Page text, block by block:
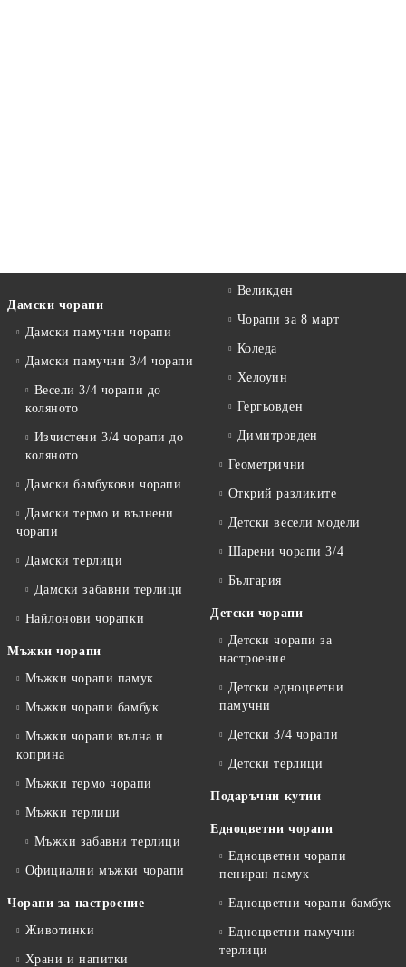
Дамски чорапи
Дамски памучни чорапи
Дамски памучни 3/4 чорапи
Весели 3/4 чорапи до
коляното
Изчистени 3/4 чорапи до
коляното
Дамски бамбукови чорапи
Дамски термо и вълнени
чорапи
Дамски терлици
Дамски забавни терлици
Найлонови чорапки
Мъжки чорапи
Мъжки чорапи памук
Мъжки чорапи бамбук
Мъжки чорапи вълна и
коприна
Мъжки термо чорапи
Мъжки терлици
Мъжки забавни терлици
Официални мъжки чорапи
Чорапи за настроение
Животинки
Храни и напитки
Великден
Чорапи за 8 март
Коледа
Хелоуин
Гергьовден
Димитровден
Геометрични
Открий разликите
Детски весели модели
Шарени чорапи 3/4
България
Детски чорапи
Детски чорапи за
настроение
Детски едноцветни
памучни
Детски 3/4 чорапи
Детски терлици
Подаръчни кутии
Едноцветни чорапи
Едноцветни чорапи
пениран памук
Едноцветни чорапи бамбук
Едноцветни памучни
терлици